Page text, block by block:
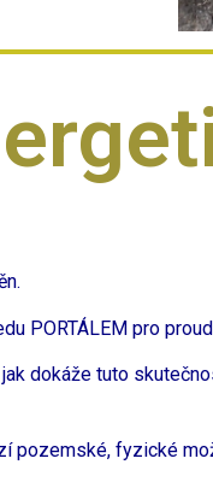
PORTÁLEM pro
dokáže tuto
pozemské, fyzické